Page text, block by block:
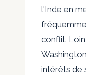
l'Inde en
conflit.
intérêts de